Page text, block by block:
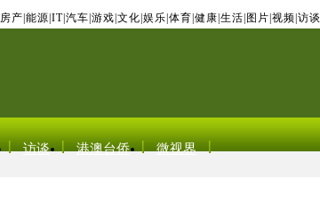
房产 能源 IT| 汽车 游戏 文化 娱乐 体育 健康 生活 图片 视频 访谈
访谈 港澳台侨 微视界